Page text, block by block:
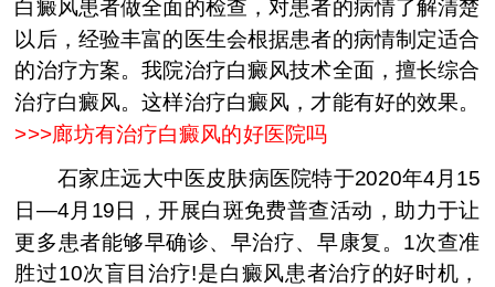
白癜风患者做全面的检查，对患者的病情了解清楚
以后，经验丰富的医生会根据患者的病情制定适合
的治疗方案。我院治疗白癜风技术全面，擅长综合
治疗白癜风。这样治疗白癜风，才能有好的效果。
>>>廊坊有治疗白癜风的好医院吗
石家庄远大中医皮肤病医院特于2020年4月15
日—4月19日，开展白斑免费普查活动，助力于让
更多患者能够早确诊、早治疗、早康复。1次查准
胜过10次盲目治疗!是白癜风患者治疗的好时机，